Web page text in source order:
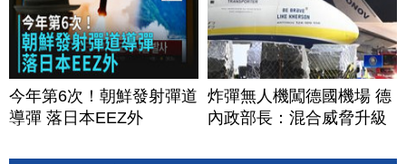
今年第6次！朝鮮發射彈道
導彈 落日本EEZ外
炸彈無人機闖德國機場 德
內政部長：混合威脅升級